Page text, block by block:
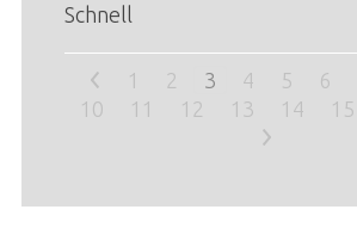
Schnell
< 1 2 3 4 5 6
10
11 12 13 14 15
>